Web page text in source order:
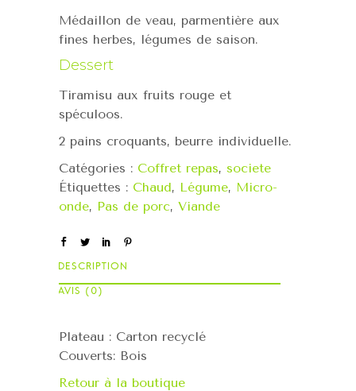
Médaillon de veau, parmentière aux
fines herbes, légumes de saison.
Dessert
Tiramisu aux fruits rouge et
spéculoos.
2 pains croquants, beurre individuelle.
Catégories : Coffret repas, societe
Étiquettes : Chaud, Légume, Micro-
onde, Pas de porc, Viande
Plateau : Carton recyclé
Couverts: Bois
Retour à la boutique